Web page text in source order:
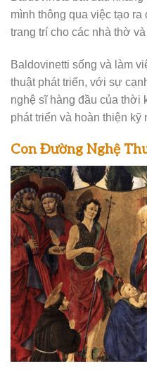
mình thông qua việc tạo ra
trang trí cho các nhà thờ
Baldovinetti sống và làm
thuật phát triển, với sự
nghệ sĩ hàng đầu của thời
phát triển và hoàn thiện kỹ
Con Đường Nghệ